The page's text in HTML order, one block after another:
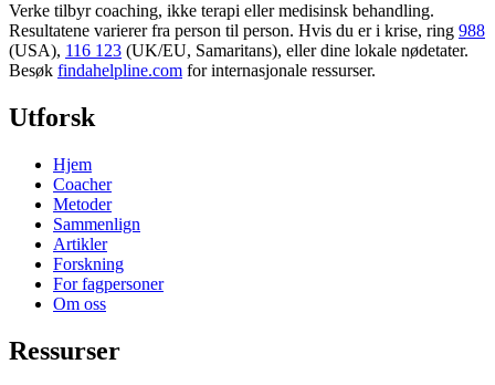
Verke tilbyr coaching, ikke terapi eller medisinsk behandling.
Resultatene varierer fra person til person. Hvis du er i krise, ring 988
(USA), 116 123 (UK/EU, Samaritans), eller dine lokale nødetater.
Besøk findahelpline.com for internasjonale ressurser.
Utforsk
Hjem
Coacher
Metoder
Sammenlign
Artikler
Forskning
For fagpersoner
Om oss
Ressurser